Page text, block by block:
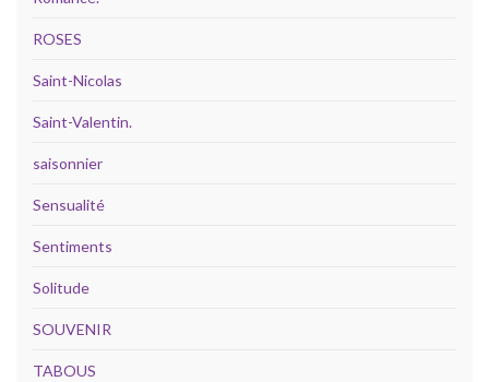
ROSES
Saint-Nicolas
Saint-Valentin.
saisonnier
Sensualité
Sentiments
Solitude
SOUVENIR
TABOUS